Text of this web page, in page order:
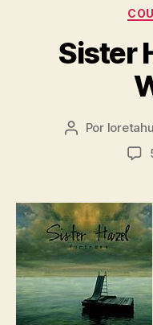
Sister
Autor
Por